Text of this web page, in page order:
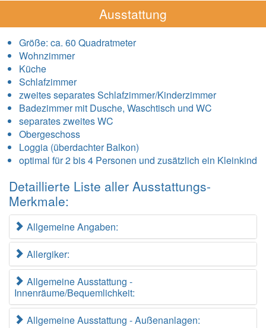
Ausstattung
Größe: ca. 60 Quadratmeter
Wohnzimmer
Küche
Schlafzimmer
zweites separates Schlafzimmer/Kinderzimmer
Badezimmer mit Dusche, Waschtisch und WC
separates zweites WC
Obergeschoss
Loggia (überdachter Balkon)
optimal für 2 bis 4 Personen und zusätzlich ein Kleinkind
Detaillierte Liste aller Ausstattungs-
Merkmale:
Allgemeine Angaben:
Allergiker:
Allgemeine Ausstattung -
Innenräume/Bequemlichkeit:
Allgemeine Ausstattung - Außenanlagen: